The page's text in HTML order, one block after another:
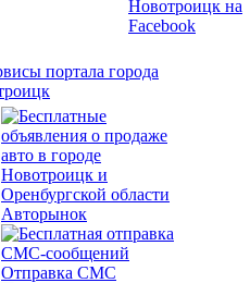
Авторынок
Отправка СМС